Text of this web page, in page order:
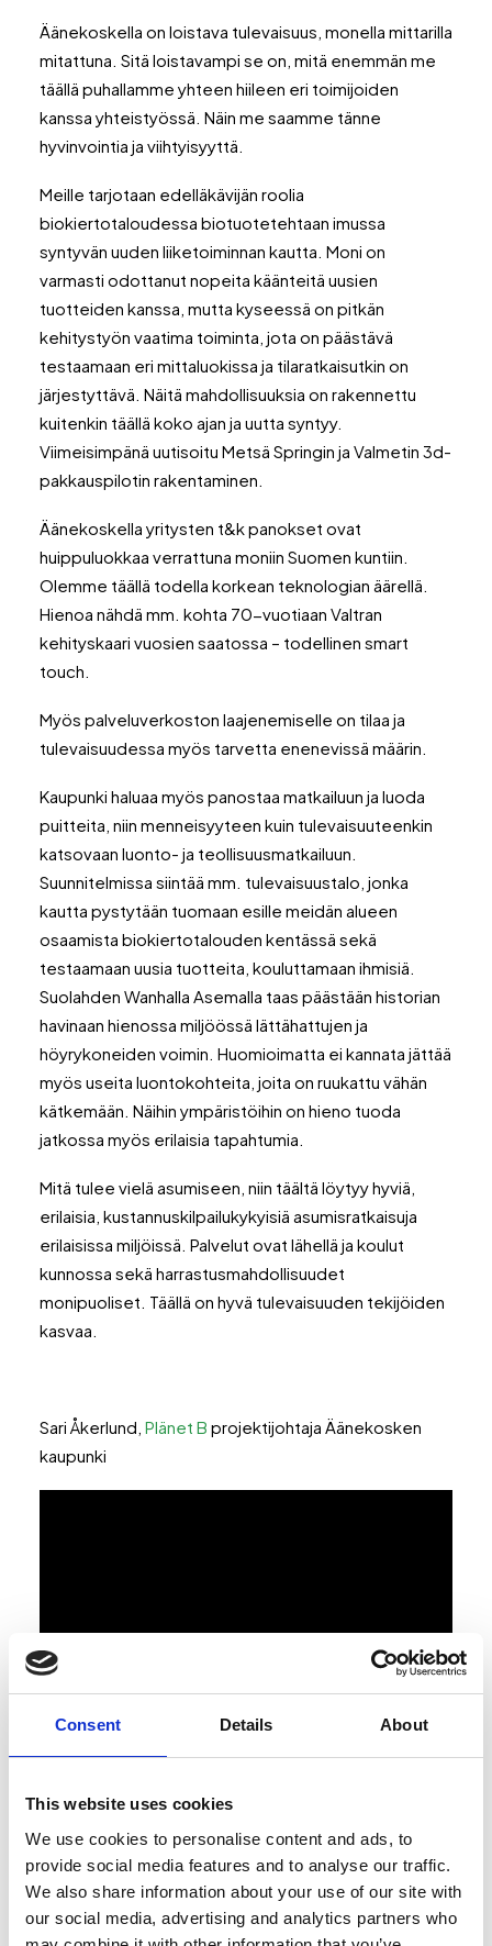
Consent Details About
This website uses cookies
We use cookies to personalise content and ads, to
provide social media features and to analyse our traffic.
We also share information about your use of our site with
our social media, advertising and analytics partners who
Äänekoskella on loistava tulevaisuus, monella mittarilla
mitattuna. Sitä loistavampi se on, mitä enemmän me
täällä puhallamme yhteen hiileen eri toimijoiden
kanssa yhteistyössä. Näin me saamme tänne
hyvinvointia ja viihtyisyyttä.
Meille tarjotaan edelläkävijän roolia
biokiertotaloudessa biotuotetehtaan imussa
syntyvän uuden liiketoiminnan kautta. Moni on
varmasti odottanut nopeita käänteitä uusien
tuotteiden kanssa, mutta kyseessä on pitkän
kehitystyön vaatima toiminta, jota on päästävä
testaamaan eri mittaluokissa ja tilaratkaisutkin on
järjestyttävä. Näitä mahdollisuuksia on rakennettu
kuitenkin täällä koko ajan ja uutta syntyy.
Viimeisimpänä uutisoitu Metsä Springin ja Valmetin 3d-
pakkauspilotin rakentaminen.
Äänekoskella yritysten t&k panokset ovat
huippuluokkaa verrattuna moniin Suomen kuntiin.
Olemme täällä todella korkean teknologian äärellä.
Hienoa nähdä mm. kohta 70-vuotiaan Valtran
kehityskaari vuosien saatossa – todellinen smart
touch.
Myös palveluverkoston laajenemiselle on tilaa ja
tulevaisuudessa myös tarvetta enenevissä määrin.
Kaupunki haluaa myös panostaa matkailuun ja luoda
puitteita, niin menneisyyteen kuin tulevaisuuteenkin
katsovaan luonto- ja teollisuusmatkailuun.
Suunnitelmissa siintää mm. tulevaisuustalo, jonka
kautta pystytään tuomaan esille meidän alueen
osaamista biokiertotalouden kentässä sekä
testaamaan uusia tuotteita, kouluttamaan ihmisiä.
Suolahden Wanhalla Asemalla taas päästään historian
havinaan hienossa miljöössä lättähattujen ja
höyrykoneiden voimin. Huomioimatta ei kannata jättää
myös useita luontokohteita, joita on ruukattu vähän
kätkemään. Näihin ympäristöihin on hieno tuoda
jatkossa myös erilaisia tapahtumia.
Mitä tulee vielä asumiseen, niin täältä löytyy hyviä,
erilaisia, kustannuskilpailukykyisiä asumisratkaisuja
erilaisissa miljöissä. Palvelut ovat lähellä ja koulut
kunnossa sekä harrastusmahdollisuudet
monipuoliset. Täällä on hyvä tulevaisuuden tekijöiden
kasvaa.
Sari Åkerlund, Plänet B projektijohtaja Äänekosken
kaupunki